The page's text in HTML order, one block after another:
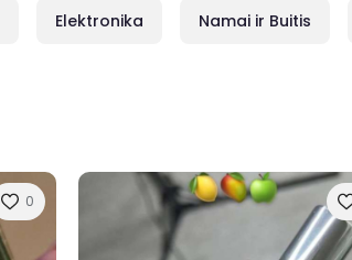
Elektronika Namai ir Buitis
0